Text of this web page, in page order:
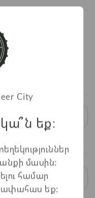
1x 1.650
City
եք։
մասին:
համար
եք: